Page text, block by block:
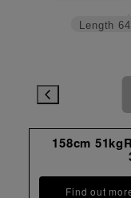
Length
158cm
Find out